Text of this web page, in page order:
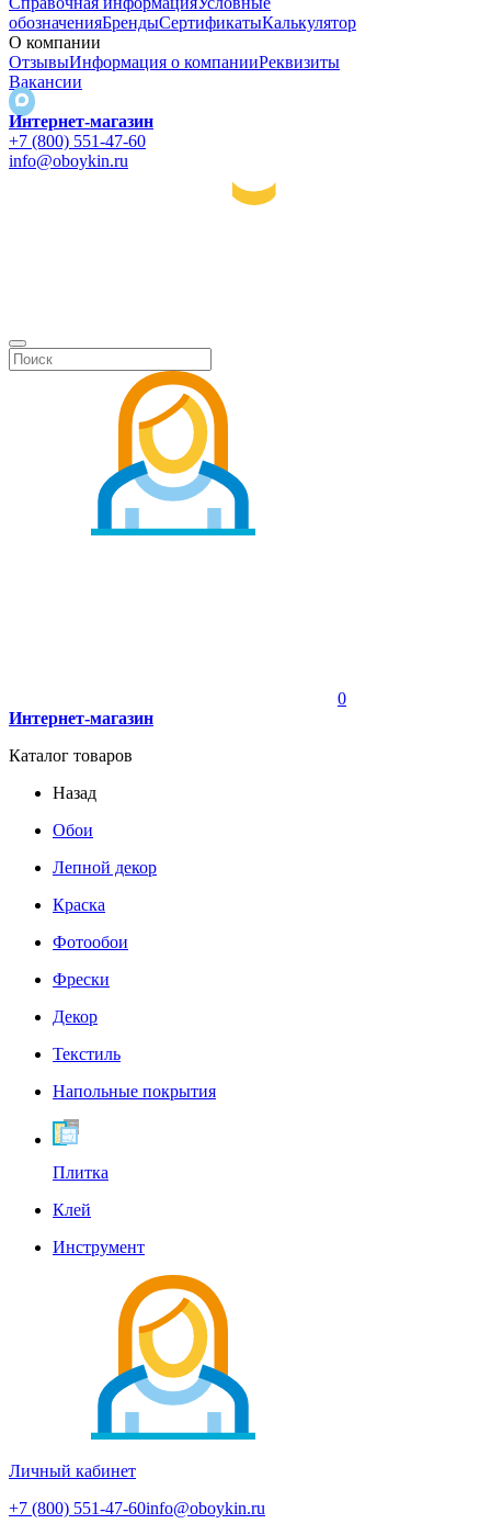
обозначенияБрендыСертификатыКалькулятор
О компании
ОтзывыИнформация о компанииРеквизиты
Вакансии
Интернет-магазин
+7 (800) 551-47-60
info@oboykin.ru
0
Интернет-магазин
Каталог товаров
Назад
Обои
Лепной декор
Краска
Фотообои
Фрески
Декор
Текстиль
Напольные покрытия
Плитка
Клей
Инструмент
Личный кабинет
+7 (800) 551-47-60info@oboykin.ru